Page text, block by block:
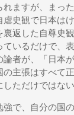
れますが、まっ
虐史観で日本は
裏返した自尊史
ているだけで、
論者が、「日本
の主張はすべて
ただけではない
強で、自分の国